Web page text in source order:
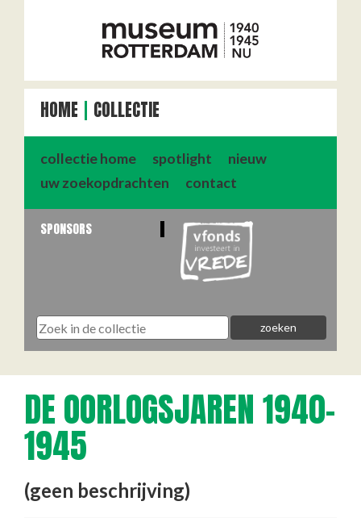
HOME COLLECTIE
collectie home spotlight
nieuw
uw zoekopdrachten
contact
SPONSORS
DE OORLOGSJAREN 1940-
1945
(geen beschrijving)